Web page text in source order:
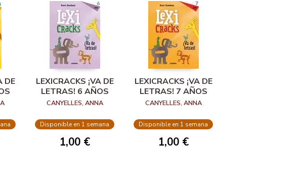
DE
LEXICRACKS ¡VA DE
LETRAS! 6 AÑOS
CANYELLES, ANNA
Disponible en 1 semana
1,00 €
LEXICRACKS ¡VA DE
LETRAS! 7 AÑOS
CANYELLES, ANNA
Disponible en 1 semana
1,00 €